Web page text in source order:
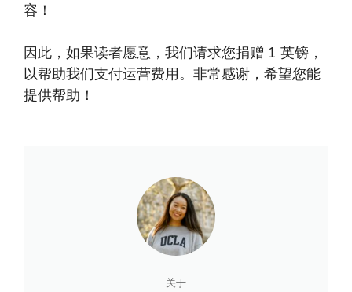
容！
因此，如果读者愿意，我们请求您捐赠 1 英镑，
以帮助我们支付运营费用。非常感谢，希望您能
提供帮助！
关于